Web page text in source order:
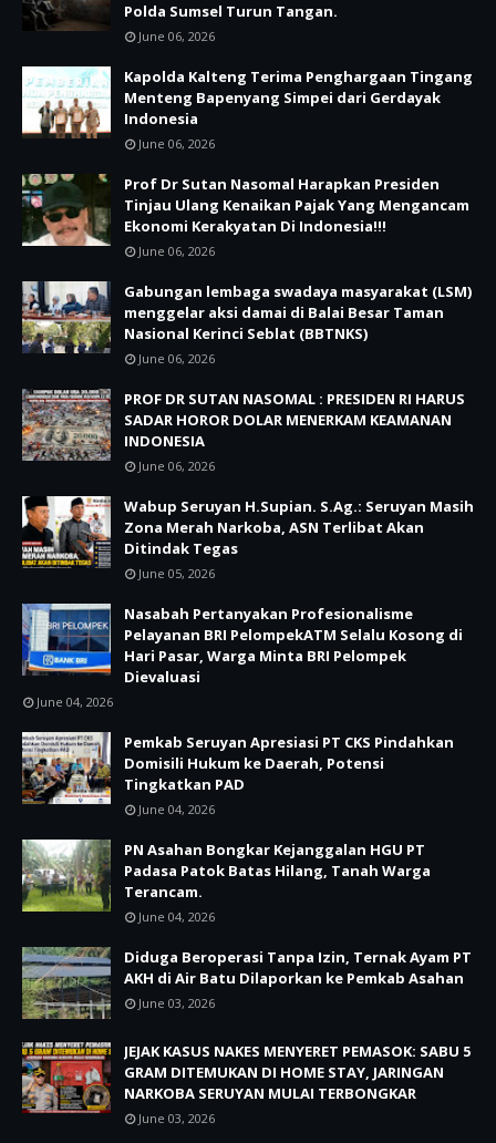
Polda Sumsel Turun Tangan.
June 06, 2026
Kapolda Kalteng Terima Penghargaan Tingang
Menteng Bapenyang Simpei dari Gerdayak
Indonesia
June 06, 2026
Prof Dr Sutan Nasomal Harapkan Presiden
Tinjau Ulang Kenaikan Pajak Yang Mengancam
Ekonomi Kerakyatan Di Indonesia!!!
June 06, 2026
Gabungan lembaga swadaya masyarakat (LSM)
menggelar aksi damai di Balai Besar Taman
Nasional Kerinci Seblat (BBTNKS)
June 06, 2026
PROF DR SUTAN NASOMAL : PRESIDEN RI HARUS
SADAR HOROR DOLAR MENERKAM KEAMANAN
INDONESIA
June 06, 2026
Wabup Seruyan H.Supian. S.Ag.: Seruyan Masih
Zona Merah Narkoba, ASN Terlibat Akan
Ditindak Tegas
June 05, 2026
Nasabah Pertanyakan Profesionalisme
Pelayanan BRI PelompekATM Selalu Kosong di
Hari Pasar, Warga Minta BRI Pelompek
Dievaluasi
June 04, 2026
Pemkab Seruyan Apresiasi PT CKS Pindahkan
Domisili Hukum ke Daerah, Potensi
Tingkatkan PAD
June 04, 2026
PN Asahan Bongkar Kejanggalan HGU PT
Padasa Patok Batas Hilang, Tanah Warga
Terancam.
June 04, 2026
Diduga Beroperasi Tanpa Izin, Ternak Ayam PT
AKH di Air Batu Dilaporkan ke Pemkab Asahan
June 03, 2026
JEJAK KASUS NAKES MENYERET PEMASOK: SABU 5
GRAM DITEMUKAN DI HOME STAY, JARINGAN
NARKOBA SERUYAN MULAI TERBONGKAR
June 03, 2026